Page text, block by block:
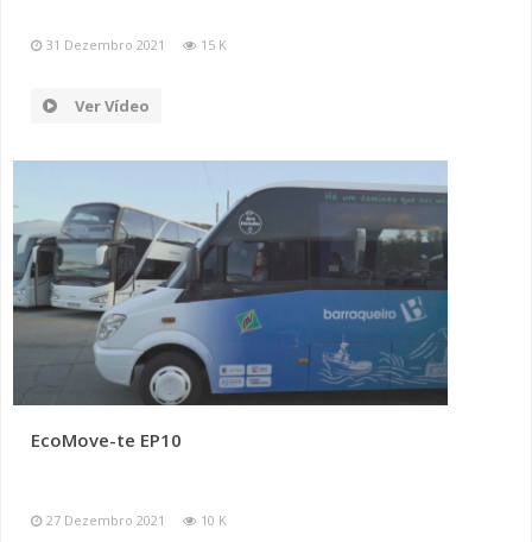
31 Dezembro 2021 15 K
Ver Vídeo
EcoMove-te EP10
27 Dezembro 2021 10 K